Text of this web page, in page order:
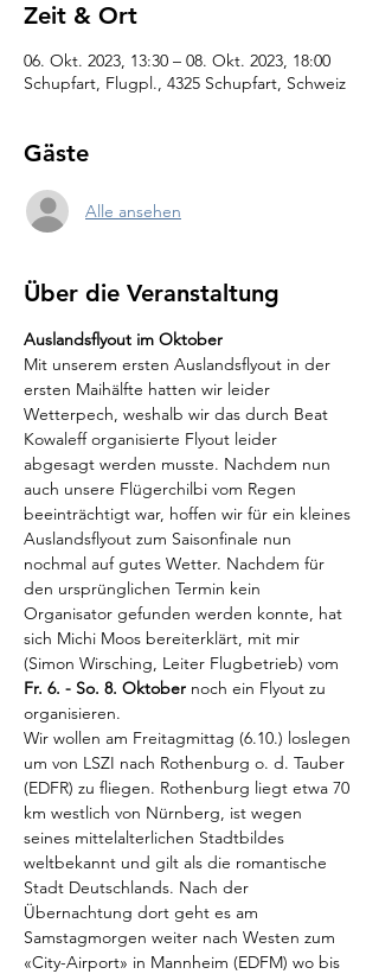
Zeit & Ort
06. Okt. 2023, 13:30 – 08. Okt. 2023, 18:00
Schupfart, Flugpl., 4325 Schupfart, Schweiz
Gäste
Alle ansehen
Über die Veranstaltung
Auslandsflyout im Oktober
Mit unserem ersten Auslandsflyout in der
ersten Maihälfte hatten wir leider
Wetterpech, weshalb wir das durch Beat
Kowaleff organisierte Flyout leider
abgesagt werden musste. Nachdem nun
auch unsere Flügerchilbi vom Regen
beeinträchtigt war, hoffen wir für ein kleines
Auslandsflyout zum Saisonfinale nun
nochmal auf gutes Wetter. Nachdem für
den ursprünglichen Termin kein
Organisator gefunden werden konnte, hat
sich Michi Moos bereiterklärt, mit mir
(Simon Wirsching, Leiter Flugbetrieb) vom
Fr. 6. - So. 8. Oktober noch ein Flyout zu
organisieren.
Wir wollen am Freitagmittag (6.10.) loslegen
um von LSZI nach Rothenburg o. d. Tauber
(EDFR) zu fliegen. Rothenburg liegt etwa 70
km westlich von Nürnberg, ist wegen
seines mittelalterlichen Stadtbildes
weltbekannt und gilt als die romantische
Stadt Deutschlands. Nach der
Übernachtung dort geht es am
Samstagmorgen weiter nach Westen zum
«City-Airport» in Mannheim (EDFM) wo bis